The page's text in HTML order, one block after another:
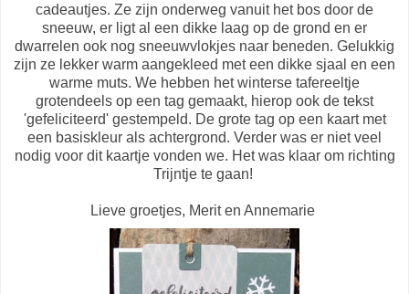
cadeautjes. Ze zijn onderweg vanuit het bos door de
sneeuw, er ligt al een dikke laag op de grond en er
dwarrelen ook nog sneeuwvlokjes naar beneden. Gelukkig
zijn ze lekker warm aangekleed met een dikke sjaal en een
warme muts. We hebben het winterse tafereeltje
grotendeels op een tag gemaakt, hierop ook de tekst
'gefeliciteerd' gestempeld. De grote tag op een kaart met
een basiskleur als achtergrond. Verder was er niet veel
nodig voor dit kaartje vonden we. Het was klaar om richting
Trijntje te gaan!
Lieve groetjes, Merit en Annemarie